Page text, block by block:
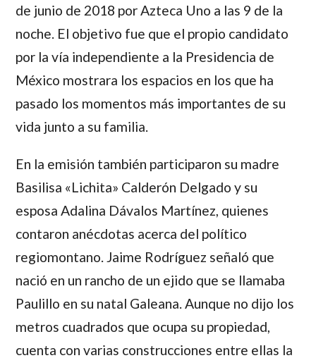
de junio de 2018 por Azteca Uno a las 9 de la
noche. El objetivo fue que el propio candidato
por la vía independiente a la Presidencia de
México mostrara los espacios en los que ha
pasado los momentos más importantes de su
vida junto a su familia.
En la emisión también participaron su madre
Basilisa «Lichita» Calderón Delgado y su
esposaAdalina Dávalos Martínez, quienes
contaron anécdotas acerca del político
regiomontano. Jaime Rodríguez señaló que
nació en un rancho de un ejido que se llamaba
Paulillo en su natal Galeana. Aunque no dijo los
metros cuadrados que ocupa su propiedad,
cuenta con varias construcciones entre ellas la